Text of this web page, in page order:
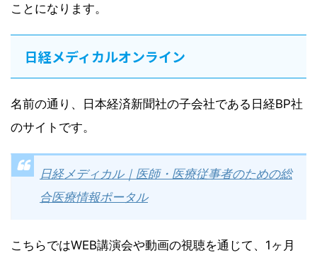
ことになります。
日経メディカルオンライン
名前の通り、日本経済新聞社の子会社である日経BP社
のサイトです。
日経メディカル｜医師・医療従事者のための総
合医療情報ポータル
こちらではWEB講演会や動画の視聴を通じて、1ヶ月